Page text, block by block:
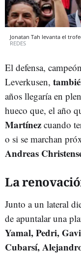
Jonatan Tah levanta el
REDES
El defensa,
Leverkusen,
años llegaría en
hueco que, el año
Martínez cuando
o si se marchan
Andreas
La
Junto a un lateral
de apuntalar una
Yamal, Pedri,
Cubarsí,